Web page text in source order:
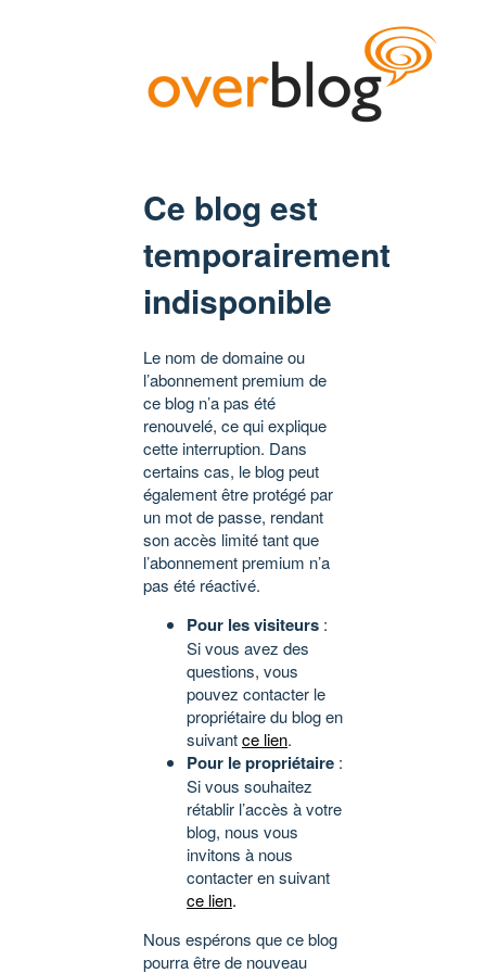
Ce blog est
temporairement
indisponible
Le nom de domaine ou
l’abonnement premium de
ce blog n’a pas été
renouvelé, ce qui explique
cette interruption. Dans
certains cas, le blog peut
également être protégé par
un mot de passe, rendant
son accès limité tant que
l’abonnement premium n’a
pas été réactivé.
Pour les visiteurs :
Si vous avez des
questions, vous
pouvez contacter le
propriétaire du blog en
suivantce lien.
Pour le propriétaire :
Si vous souhaitez
rétablir l’accès à votre
blog, nous vous
invitons à nous
contacter en suivant
ce lien.
Nous espérons que ce blog
pourra être de nouveau